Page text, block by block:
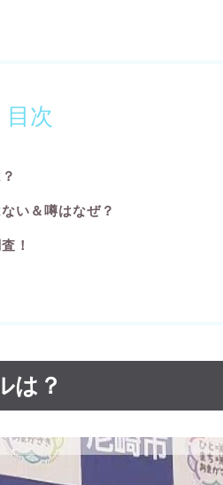
目次
い＆噂はなぜ？
！
は？